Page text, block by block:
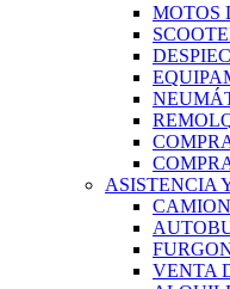
MOTOS
ASISTENCIA
VENTA